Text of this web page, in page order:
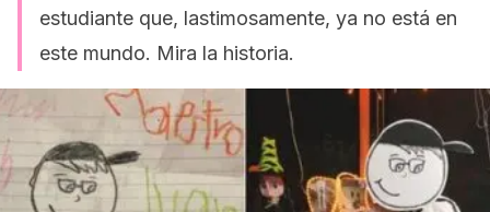
estudiante que, lastimosamente, ya no está en
este mundo. Mira la historia.